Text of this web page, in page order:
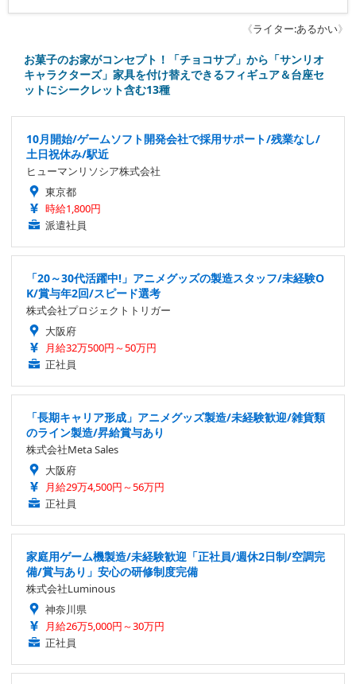
《ライター:あるかい》
お菓子のお家がコンセプト！「チョコサプ」から「サンリオ
キャラクターズ」家具を付け替えできるフィギュア＆台座セ
ットにシークレット含む13種
10月開始/ゲームソフト開発会社で採用サポート/残業なし/
土日祝休み/駅近
ヒューマンリソシア株式会社
東京都
時給1,800円
派遣社員
「20～30代活躍中!」アニメグッズの製造スタッフ/未経験O
K/賞与年2回/スピード選考
株式会社プロジェクトトリガー
大阪府
月給32万500円～50万円
正社員
「長期キャリア形成」アニメグッズ製造/未経験歓迎/雑貨類
のライン製造/昇給賞与あり
株式会社Meta Sales
大阪府
月給29万4,500円～56万円
正社員
家庭用ゲーム機製造/未経験歓迎「正社員/週休2日制/空調完
備/賞与あり」安心の研修制度完備
株式会社Luminous
神奈川県
月給26万5,000円～30万円
正社員